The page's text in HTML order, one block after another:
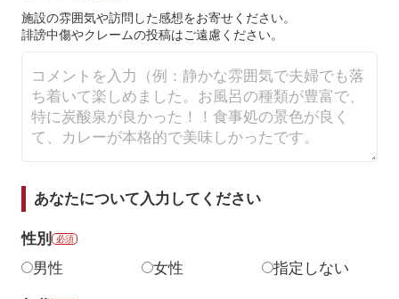
施設の雰囲気や訪問した感想をお寄せください。
誹謗中傷やクレームの投稿はご遠慮ください。
あなたについて入力してください
性別 必須
男性 女性 指定しない